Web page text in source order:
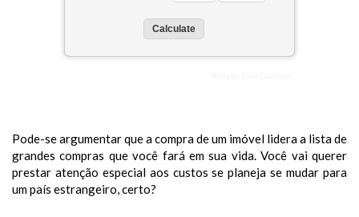
Pode-se argumentar que a compra de um imóvel lidera a lista de
grandes compras que você fará em sua vida. Você vai querer
prestar atenção especial aos custos se planeja se mudar para
um país estrangeiro, certo?